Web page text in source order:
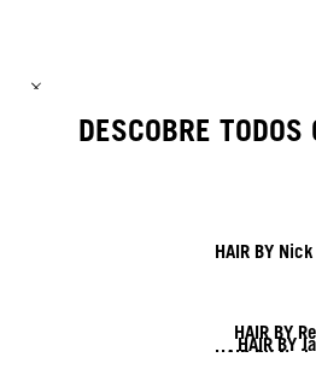
DESCOBRE TODOS
HAIR BY
HAIR BY
HAIR BY
HAIR BY